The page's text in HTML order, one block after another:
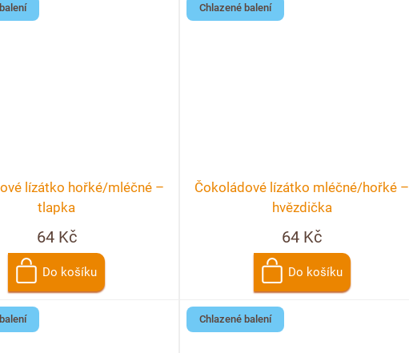
lízátko hořké/mléčné –
tlapka
64 Kč
Do košíku
Chlazené balení
Čokoládové lízátko mléčné/hořké –
hvězdička
64 Kč
Do košíku
Chlazené balení